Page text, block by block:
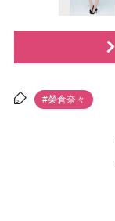
#榮倉奈々